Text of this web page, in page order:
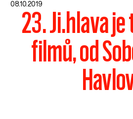
08.10.2019
23. Ji.hlava je
filmů, od